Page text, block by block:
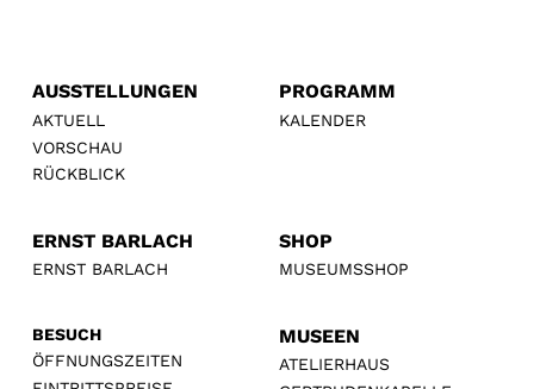
AUSSTELLUNGEN
AKTUELL
VORSCHAU
RÜCKBLICK
PROGRAMM
KALENDER
ERNST BARLACH
ERNST BARLACH
SHOP
MUSEUMSSHOP
BESUCH
ÖFFNUNGSZEITEN
MUSEEN
ATELIERHAUS